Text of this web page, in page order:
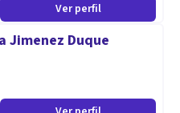
Ver perfil
Jimenez Duque